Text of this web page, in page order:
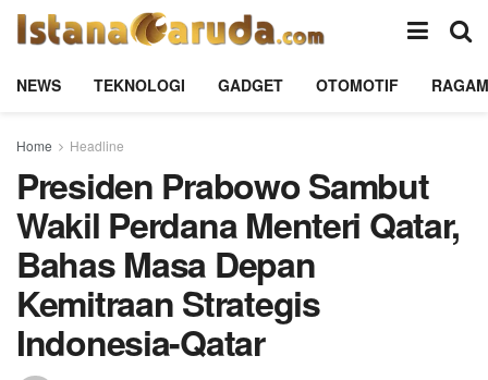
NEWS TEKNOLOGI GADGET OTOMOTIF RAGAM
Home Headline
Presiden Prabowo Sambut
Wakil Perdana Menteri Qatar,
Bahas Masa Depan
Kemitraan Strategis
Indonesia-Qatar